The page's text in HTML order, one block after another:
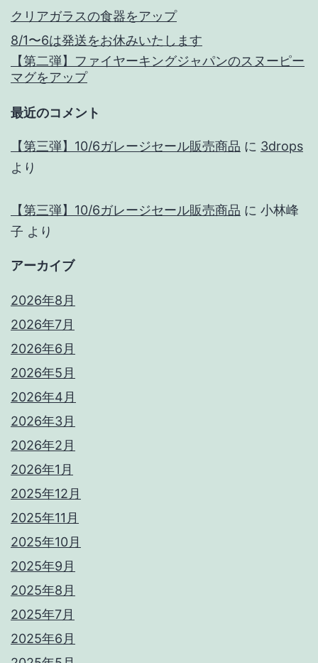
クリアガラスの食器をアップ
8/1〜6は発送をお休みいたします
【第二弾】ファイヤーキングジャパンのスヌーピー
マグをアップ
最近のコメント
【第三弾】10/6ガレージセール販売商品 に 3drops
より
【第三弾】10/6ガレージセール販売商品 に 小林峰
子 より
アーカイブ
2026年8月
2026年7月
2026年6月
2026年5月
2026年4月
2026年3月
2026年2月
2026年1月
2025年12月
2025年11月
2025年10月
2025年9月
2025年8月
2025年7月
2025年6月